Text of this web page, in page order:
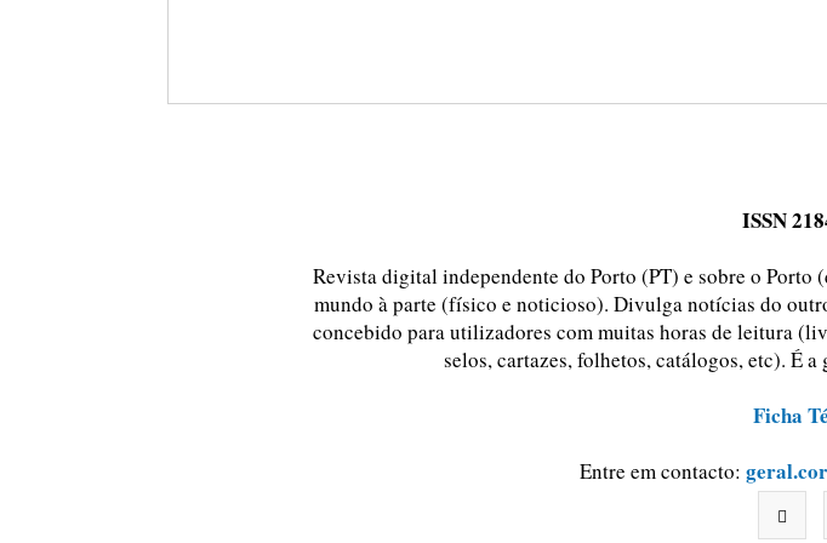
ISSN
Revista digital independente do Porto (PT) e sobre o
mundo à parte (físico e noticioso). Divulga notícias do
concebido para utilizadores com muitas horas de leitura
selos, cartazes, folhetos, catálogos, etc). É
Ficha
Entre em contacto: